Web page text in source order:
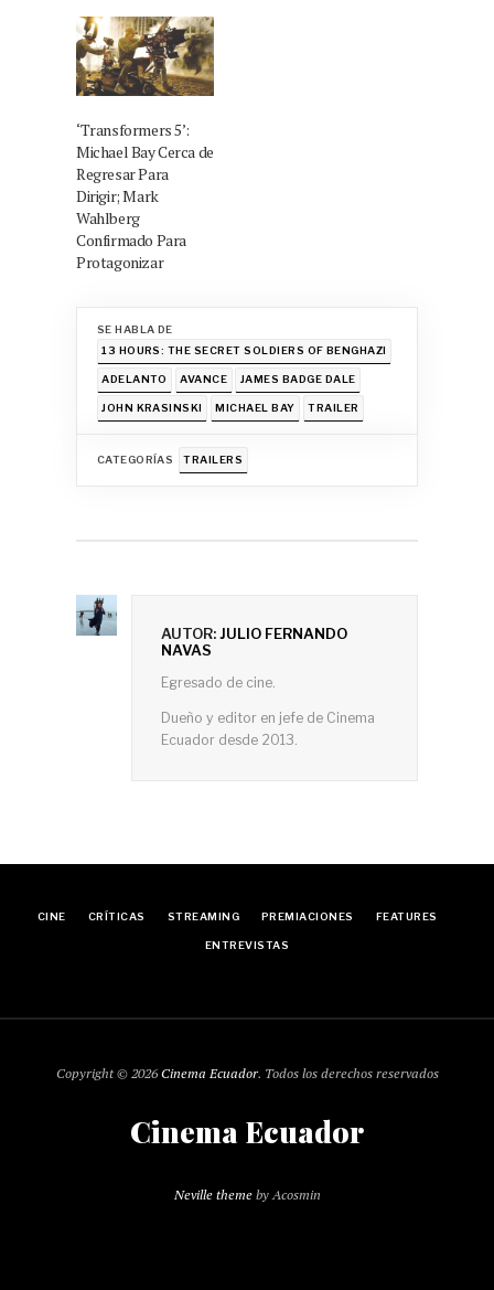
‘Transformers 5’:
Michael Bay Cerca de
Regresar Para
Dirigir; Mark
Wahlberg
Confirmado Para
Protagonizar
SE HABLA DE
13 HOURS: THE SECRET SOLDIERS OF BENGHAZI
ADELANTO AVANCE JAMES BADGE DALE
JOHN KRASINSKI MICHAEL BAY TRAILER
CATEGORÍAS TRAILERS
AUTOR:JULIO FERNANDO
NAVAS
Egresado de cine.
Dueño y editor en jefe de Cinema
Ecuador desde 2013.
CINE CRÍTICAS STREAMING PREMIACIONES FEATURES
ENTREVISTAS
Copyright © 2026Cinema Ecuador. Todos los derechos reservados
Cinema Ecuador
Neville themeby Acosmin